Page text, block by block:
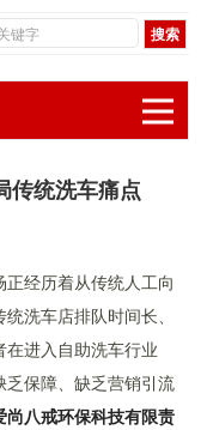
传统洗车痛点
经历着从传统人工向
洗车店排队时间长、
进入自助洗车行业
保障、缺乏营销引流
尚八戒环保科技有限责